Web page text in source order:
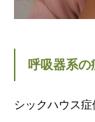
呼吸器系の
シックハウス